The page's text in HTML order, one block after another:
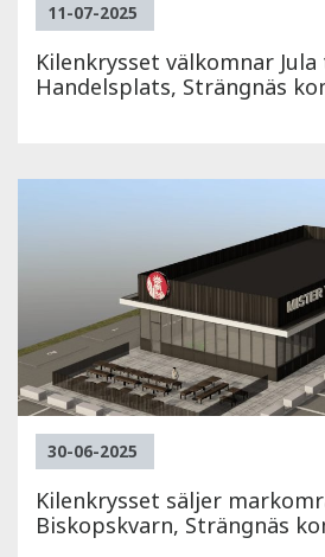
11-07-2025
Kilenkrysset välkomnar
Handelsplats, Strängnäs
30-06-2025
Kilenkrysset säljer
Biskopskvarn, Strängnäs